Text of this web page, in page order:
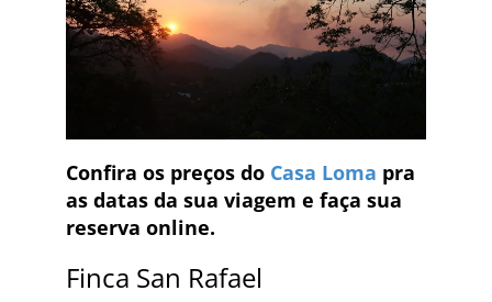
Confira os preços do Casa Loma pra
as datas da sua viagem e faça sua
reserva online.
Finca San Rafael